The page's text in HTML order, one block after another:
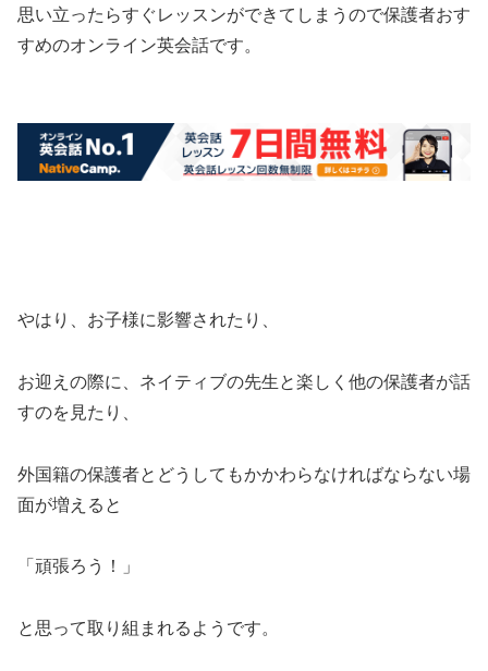
思い立ったらすぐレッスンができてしまうので保護者おす
すめのオンライン英会話です。
やはり、お子様に影響されたり、
お迎えの際に、ネイティブの先生と楽しく他の保護者が話
すのを見たり、
外国籍の保護者とどうしてもかかわらなければならない場
面が増えると
「頑張ろう！」
と思って取り組まれるようです。